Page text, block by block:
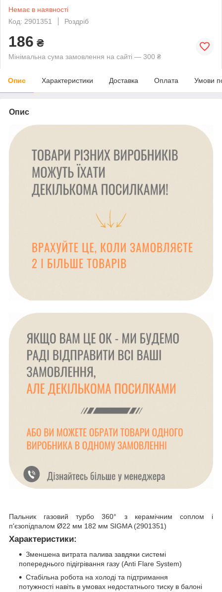
Немає в наявності
Код: 2901351
Роздріб
186 ₴
Мінімальна сума замовлення на сайті — 300 ₴
Опис Характеристики Доставка Оплата Умови
Опис
Пальник газовий турбо 360° з керамічним соплом і
п'єзопідпалом Ø22 мм 182 мм SIGMA (2901351)
Характеристики:
Зменшена витрата палива завдяки системі
попереднього підігрівання газу (Anti Flare System)
Стабільна робота на холоді та підтримання
потужності навіть в умовах недостатнього тиску в балоні